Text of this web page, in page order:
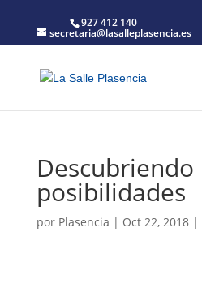
927 412 140
secretaria@lasalleplasencia.es
Descubriendo
posibilidades
por Plasencia | Oct 22, 2018|